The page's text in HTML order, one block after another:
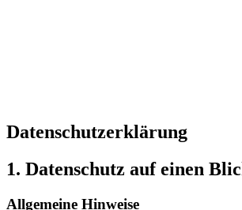
Datenschutzerklärung
1. Datenschutz auf einen
Allgemeine Hinweise